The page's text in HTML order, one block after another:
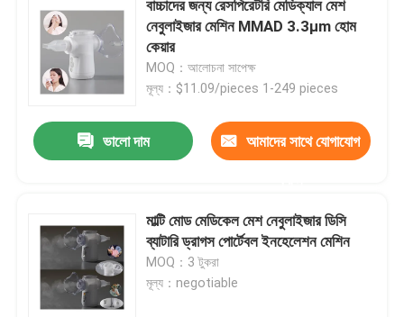
হোম নেবুলাইজার মেশিন
অ্যাজমা ইনহেলার নেবুলাইজার
পেডিয়াট্রিক পোর্টেবল নেবুলাইজার
পাইজোইলেকট্রিক সিরামিক ডিস্ক
বাচ্চাদের নেবুলাইজার মেশিন
বাচ্চাদের জন্য রেসপিরেটরি মেডিক্যাল মেশ
নেবুলাইজার মেশিন MMAD 3.3μm হোম
কেয়ার
MOQ：আলোচনা সাপেক্ষ
মূল্য：$11.09/pieces 1-249 pieces
ভালো দাম আমাদের সাথে যোগাযোগ
মাল্টি মোড মেডিকেল মেশ নেবুলাইজার ডিসি
ব্যাটারি ড্রাগস পোর্টেবল ইনহেলেশন মেশিন
MOQ：3 টুকরা
মূল্য：negotiable